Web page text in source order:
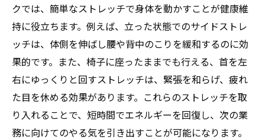
クでは、簡単なストレッチで身体を動かすことが健康維
持に役立ちます。例えば、立った状態でのサイドストレ
ッチは、体側を伸ばし腰や背中のこりを緩和するのに効
果的です。また、椅子に座ったままでも行える、首を左
右にゆっくりと回すストレッチは、緊張を和らげ、疲れ
た目を休める効果があります。これらのストレッチを取
り入れることで、短時間でエネルギーを回復し、次の業
務に向けてのやる気を引き出すことが可能になります。